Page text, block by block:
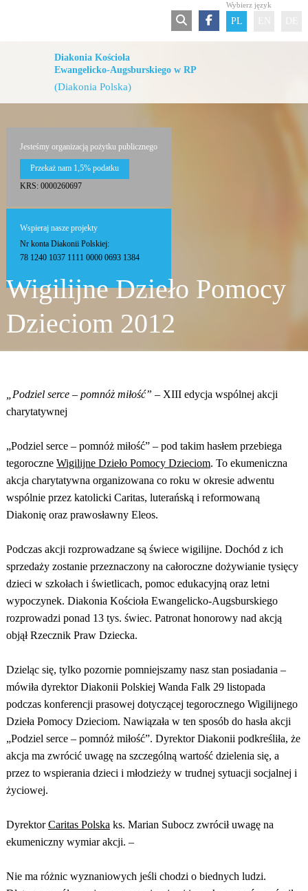
Wybierz język
PL
Diakonia Kościoła
Ewangelicko-Augsburskiego w RP
(Diakonia Polska)
Jesteśmy organizacją pożytku publicznego
Przekaż nam 1,5% podatku
KRS: 0000260697
Wspieraj nasze projekty
Nr konta Diakonii Polskiej:
78 1240 1037 1111 0000 0693 1384
Wigilijne Dzieło Pomocy
Dzieciom 2012
„Podziel serce – pomnóż miłość” – XIII edycja wspólnej akcji
charytatywnej
„Podziel serce – pomnóż miłość” – pod takim hasłem przebiega
tegoroczne Wigilijne Dzieło Pomocy Dzieciom. To ekumeniczna
akcja charytatywna organizowana co roku w okresie adwentu
wspólnie przez katolicki Caritas, luterańską i reformowaną
Diakonię oraz prawosławny Eleos.
Podczas akcji rozprowadzane są świece wigilijne. Dochód z ich
sprzedaży zostanie przeznaczony na całoroczne dożywianie tysięcy
dzieci w szkołach i świetlicach, pomoc edukacyjną oraz letni
wypoczynek. Diakonia Kościoła Ewangelicko-Augsburskiego
rozprowadzi ponad 13 tys. świec. Patronat honorowy nad akcją
objął Rzecznik Praw Dziecka.
Dzieląc się, tylko pozornie pomniejszamy nasz stan posiadania –
mówiła dyrektor Diakonii Polskiej Wanda Falk 29 listopada
podczas konferencji prasowej dotyczącej tegorocznego Wigilijnego
Dzieła Pomocy Dzieciom. Nawiązała w ten sposób do hasła akcji
„Podziel serce – pomnóż miłość”. Dyrektor Diakonii podkreśliła, że
akcja ma zwrócić uwagę na szczególną wartość dzielenia się, a
przez to wspierania dzieci i młodzieży w trudnej sytuacji socjalnej i
życiowej.
DyrektorCaritas Polska ks. Marian Subocz zwrócił uwagę na
ekumeniczny wymiar akcji. –
Nie ma różnic wyznaniowych jeśli chodzi o biednych ludzi.